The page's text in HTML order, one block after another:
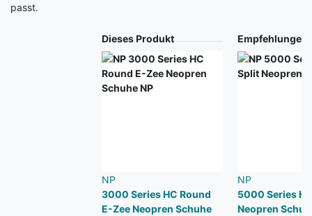
passt.
Dieses Produkt
NP
3000 Series HC Round
E-Zee Neopren Schuhe
Empfehlungen
NP
5000 Series
Neopren